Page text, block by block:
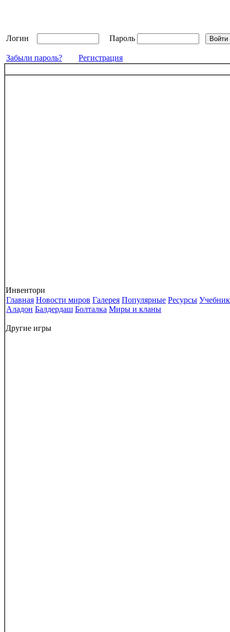
Логин Пароль
Забыли пароль? Регистрация
Инвентори
Главная Новости миров Галерея Популярные Ресурсы Учебник
Аладон Балдердаш Болталка Миры и кланы
Другие игры